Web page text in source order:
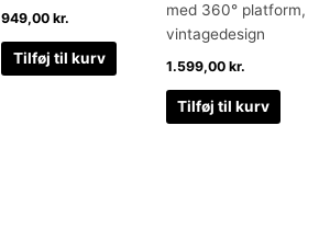
949,00kr.
Tilføj til kurv
med 360° platform,
vintagedesign
1.599,00 kr.
Tilføj til kurv